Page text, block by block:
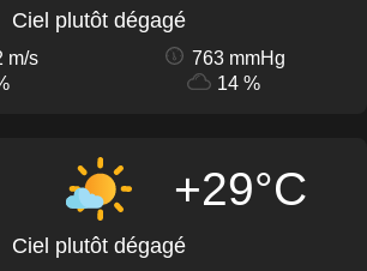
Ciel plutôt dégagé
m/s
763 mmHg
14 %
+29°C
Ciel plutôt dégagé